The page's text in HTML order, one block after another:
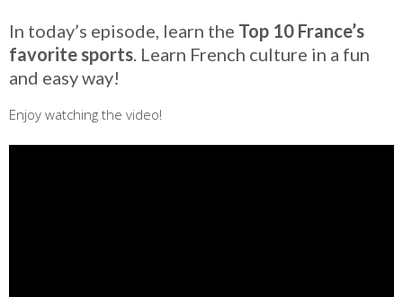
In today’s episode, learn the Top 10 France’s
favorite sports. Learn French culture in a fun
and easy way!
Enjoy watching the video!